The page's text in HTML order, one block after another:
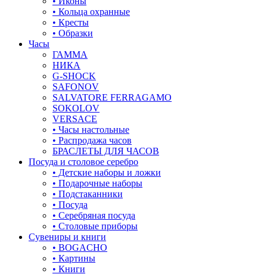
• Кольца охранные
• Кресты
• Образки
Часы
ГАММА
НИКА
G-SHOCK
SAFONOV
SALVATORE FERRAGAMO
SOKOLOV
VERSACE
• Часы настольные
• Распродажа часов
БРАСЛЕТЫ ДЛЯ ЧАСОВ
Посуда и столовое серебро
• Детские наборы и ложки
• Подарочные наборы
• Подстаканники
• Посуда
• Серебряная посуда
• Столовые приборы
Сувениры и книги
• BOGACHO
• Картины
• Книги